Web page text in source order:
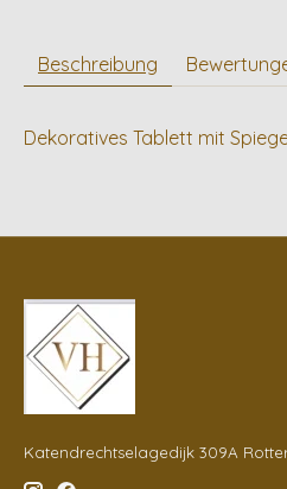
Beschreibung
Dekoratives Tablett mit
Katendrechtselagedijk 309A